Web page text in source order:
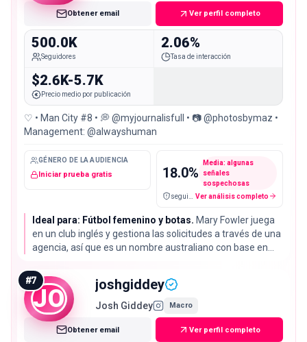
Obtener email Ver perfil completo
500.0K
Seguidores
2.06%
Tasa de interacción
$2.6K-5.7K
Precio medio por publicación
♡ • Man City #8 • 💭 @myjournalisfull • 📷 @photosbymaz •
Management: @alwayshuman
GÉNERO DE LA AUDIENCIA
Iniciar prueba gratis 18.0%
Media: algunas
señales
sospechosas
Ver análisis completo
Ideal para: Fútbol femenino y botas. Mary Fowler juega
en un club inglés y gestiona las solicitudes a través de una
agencia, así que es un nombre australiano con base en
interacción del 2.06% queda justo por debajo de la
mediana del 2.72%.
JO
#7 joshgiddey
Josh Giddey Macro
Obtener email Ver perfil completo